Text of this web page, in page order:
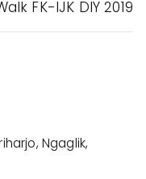
FK-IJK DIY 2019
Ngaglik,